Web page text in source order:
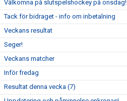
Välkomna på slutspelshockey på onsdag!
Tack för bidraget - info om inbetalning
Veckans resultat
Seger!
Veckans matcher
Inför fredag
Resultat denna vecka (7)